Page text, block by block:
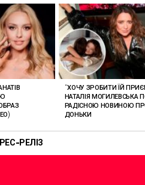
РЕЛІЗ
“ХОЧУ ЗРОБИТИ ЇЙ
НАТАЛІЯ МОГИЛЕВСЬКА
РАДІСНОЮ НОВИНОЮ
ДОНЬКИ